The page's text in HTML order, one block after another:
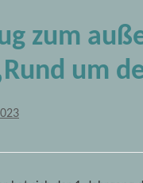
zum
um